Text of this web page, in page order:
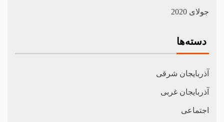
جولای 2020
دسته‌ها
آذربایجان شرقی
آذربایجان غربی
اجتماعی